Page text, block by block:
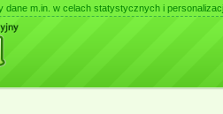
dane m.in. w celach statystycznych i